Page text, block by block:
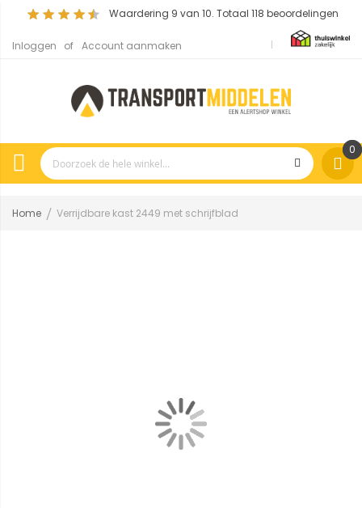
Waardering 9 van 10. Totaal 118 beoordelingen
Inloggen Account aanmaken
0
Home Verrijdbare kast 2449 met schrijfblad